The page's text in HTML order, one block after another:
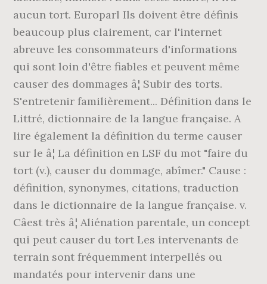
aucun tort. Europarl Ils doivent être définis
beaucoup plus clairement, car l'internet
abreuve les consommateurs d'informations
qui sont loin d'être fiables et peuvent même
causer des dommages â¦ Subir des torts.
S'entretenir familièrement... Définition dans le
Littré, dictionnaire de la langue française. A
lire également la définition du terme causer
sur le â¦ La définition en LSF du mot "faire du
tort (v.), causer du dommage, abîmer." Cause :
définition, synonymes, citations, traduction
dans le dictionnaire de la langue française. v.
Câest très â¦ Aliénation parentale, un concept
qui peut causer du tort Les intervenants de
terrain sont fréquemment interpellés ou
mandatés pour intervenir dans une